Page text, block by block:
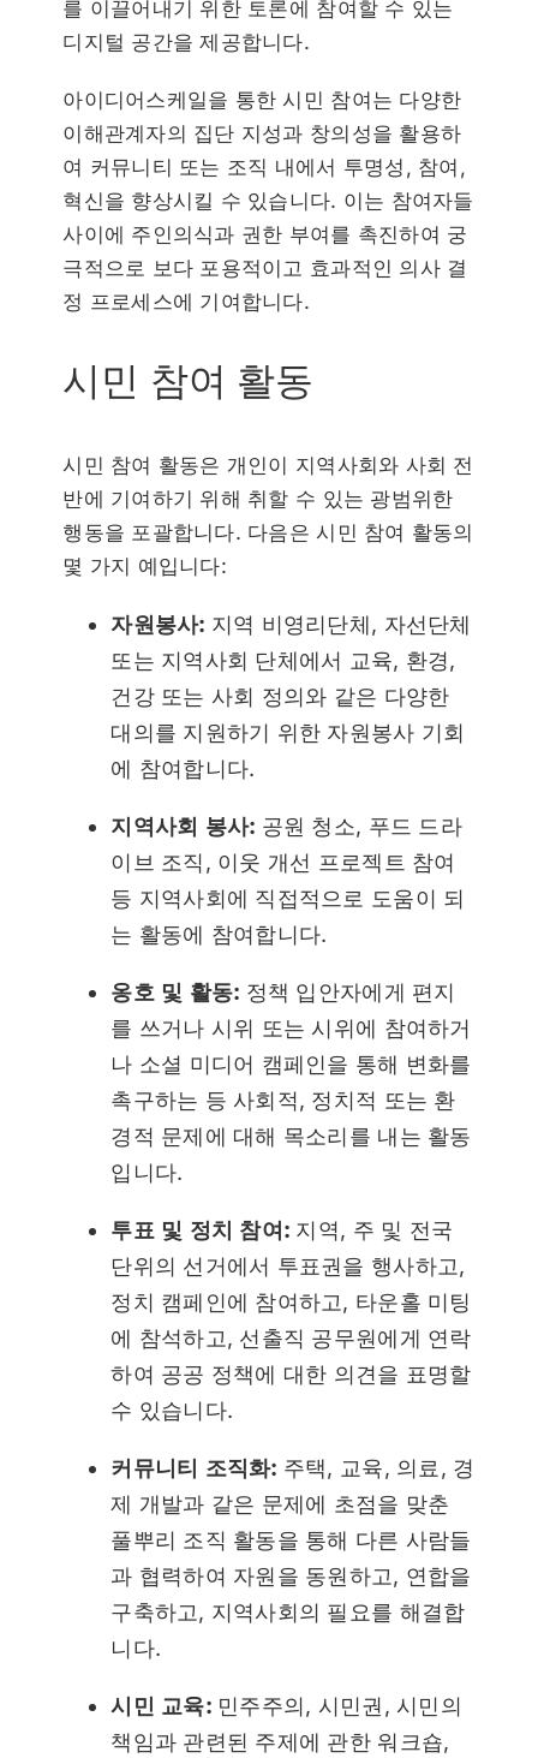
를 이끌어내기 위한 토론에 참여할 수 있는
디지털 공간을 제공합니다.
아이디어스케일을 통한 시민 참여는 다양한
이해관계자의 집단 지성과 창의성을 활용하
여 커뮤니티 또는 조직 내에서 투명성, 참여,
혁신을 향상시킬 수 있습니다. 이는 참여자들
사이에 주인의식과 권한 부여를 촉진하여 궁
극적으로 보다 포용적이고 효과적인 의사 결
정 프로세스에 기여합니다.
시민 참여 활동
시민 참여 활동은 개인이 지역사회와 사회 전
반에 기여하기 위해 취할 수 있는 광범위한
행동을 포괄합니다. 다음은 시민 참여 활동의
몇 가지 예입니다:
자원봉사: 지역 비영리단체, 자선단체
또는 지역사회 단체에서 교육, 환경,
건강 또는 사회 정의와 같은 다양한
대의를 지원하기 위한 자원봉사 기회
에 참여합니다.
지역사회 봉사: 공원 청소, 푸드 드라
이브 조직, 이웃 개선 프로젝트 참여
등 지역사회에 직접적으로 도움이 되
는 활동에 참여합니다.
옹호 및 활동: 정책 입안자에게 편지
를 쓰거나 시위 또는 시위에 참여하거
나 소셜 미디어 캠페인을 통해 변화를
촉구하는 등 사회적, 정치적 또는 환
경적 문제에 대해 목소리를 내는 활동
입니다.
투표 및 정치 참여: 지역, 주 및 전국
단위의 선거에서 투표권을 행사하고,
정치 캠페인에 참여하고, 타운홀 미팅
에 참석하고, 선출직 공무원에게 연락
하여 공공 정책에 대한 의견을 표명할
수 있습니다.
커뮤니티 조직화: 주택, 교육, 의료, 경
제 개발과 같은 문제에 초점을 맞춘
풀뿌리 조직 활동을 통해 다른 사람들
과 협력하여 자원을 동원하고, 연합을
구축하고, 지역사회의 필요를 해결합
니다.
시민 교육:민주주의, 시민권, 시민의
책임과 관련된 주제에 관한 워크숍,